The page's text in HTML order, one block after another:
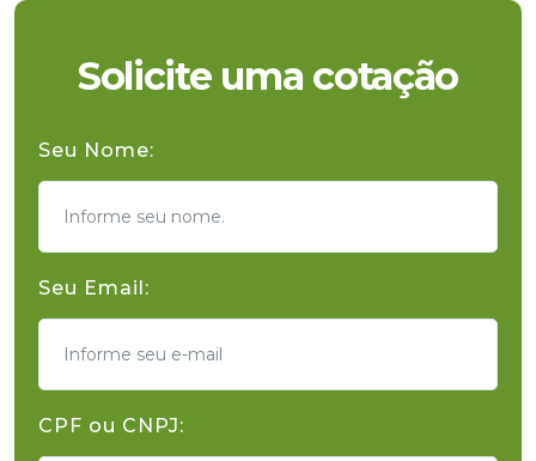
Solicite uma cotação
Seu Nome:
Seu Email:
CPF ou CNPJ: